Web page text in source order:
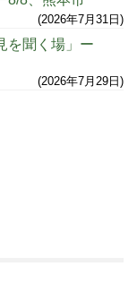
2026年7月31日
を聞く場」ー
2026年7月29日